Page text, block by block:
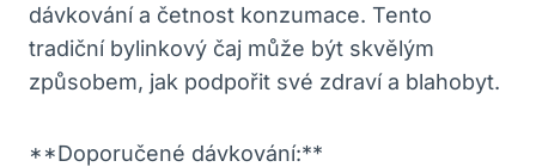
dávkování a četnost konzumace. Tento
tradiční bylinkový čaj může být skvělým
způsobem, jak podpořit své zdraví a blahobyt.
**Doporučené dávkování:**